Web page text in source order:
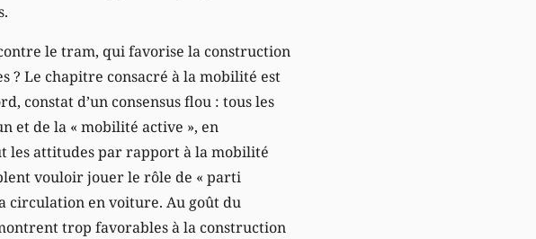
le tram, qui favorise la construction
? Le chapitre consacré à la mobilité est
constat d’un consensus flou : tous les
et de la « mobilité active », en
les attitudes par rapport à la mobilité
vouloir jouer le rôle de « parti
en voiture. Au goût du
trop favorables à la construction